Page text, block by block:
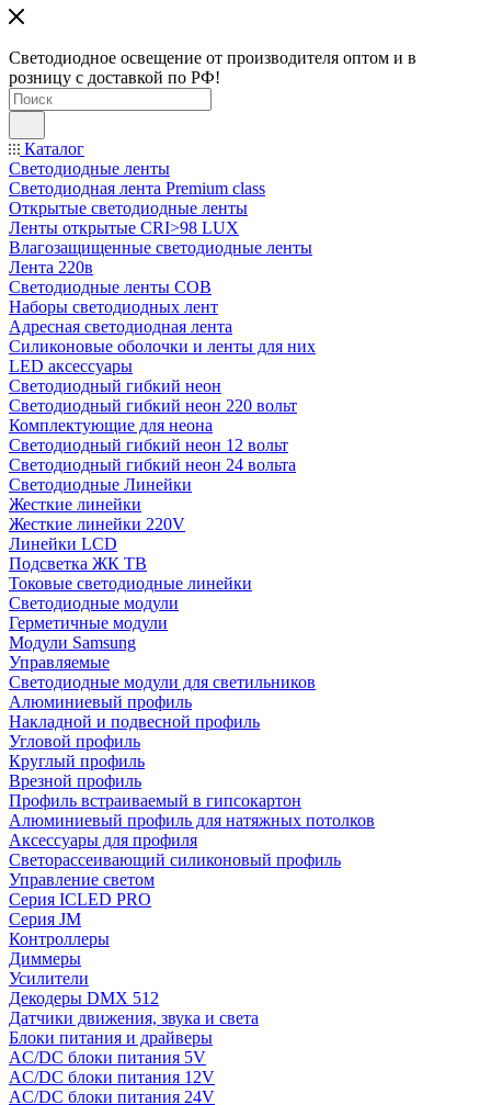
Светодиодное освещение от производителя оптом и в
розницу с доставкой по РФ!
Каталог
Светодиодные ленты
Светодиодная лента Premium class
Открытые светодиодные ленты
Ленты открытые CRI>98 LUX
Влагозащищенные светодиодные ленты
Лента 220в
Светодиодные ленты COB
Наборы светодиодных лент
Адресная светодиодная лента
Силиконовые оболочки и ленты для них
LED аксессуары
Светодиодный гибкий неон
Светодиодный гибкий неон 220 вольт
Комплектующие для неона
Светодиодный гибкий неон 12 вольт
Светодиодный гибкий неон 24 вольта
Светодиодные Линейки
Жесткие линейки
Жесткие линейки 220V
Линейки LCD
Подсветка ЖК ТВ
Токовые светодиодные линейки
Светодиодные модули
Герметичные модули
Модули Samsung
Управляемые
Светодиодные модули для светильников
Алюминиевый профиль
Накладной и подвесной профиль
Угловой профиль
Круглый профиль
Врезной профиль
Профиль встраиваемый в гипсокартон
Алюминиевый профиль для натяжных потолков
Аксессуары для профиля
Светорассеивающий силиконовый профиль
Управление светом
Серия ICLED PRO
Серия JM
Контроллеры
Диммеры
Усилители
Декодеры DMX 512
Датчики движения, звука и света
Блоки питания и драйверы
AC/DC блоки питания 5V
AC/DC блоки питания 12V
AC/DC блоки питания 24V